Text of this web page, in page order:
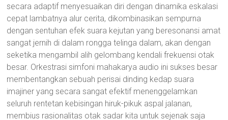
secara adaptif menyesuaikan diri dengan dinamika eskalasi
cepat lambatnya alur cerita, dikombinasikan sempurna
dengan sentuhan efek suara kejutan yang beresonansi amat
sangat jernih di dalam rongga telinga dalam, akan dengan
seketika mengambil alih gelombang kendali frekuensi otak
besar. Orkestrasi simfoni mahakarya audio ini sukses besar
membentangkan sebuah perisai dinding kedap suara
imajiner yang secara sangat efektif menenggelamkan
seluruh rentetan kebisingan hiruk-pikuk aspal jalanan,
membius rasionalitas otak sadar kita untuk sejenak saja